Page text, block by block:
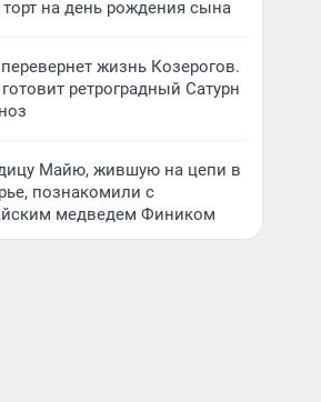
торт на день рождения сына
жизнь Козерогов.
ретроградный Сатурн
Майю, жившую на цепи в
познакомили с
медведем Фиником